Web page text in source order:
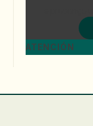
ATENCIÓN